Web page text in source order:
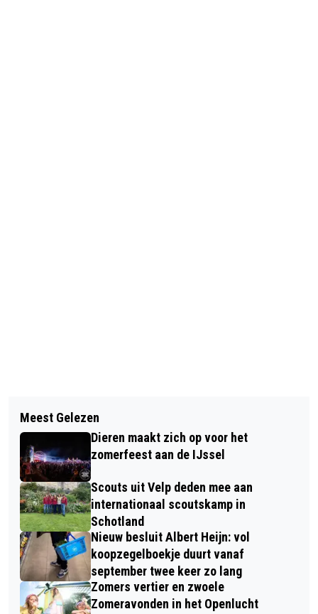
CDA RHEDEN: "GEEN MCDONALDS IN
RHEDEN"
KONINKLIJKE ONDERSCHEIDING VOOR
MARIANNE TIELEMAN-GROEN
Meest Gelezen
Dieren maakt zich op voor het
zomerfeest aan de IJssel
Scouts uit Velp deden mee aan
internationaal scoutskamp in
Schotland
Nieuw besluit Albert Heijn: vol
koopzegelboekje duurt vanaf
september twee keer zo lang
Zomers vertier en zwoele
Zomeravonden in het Openlucht